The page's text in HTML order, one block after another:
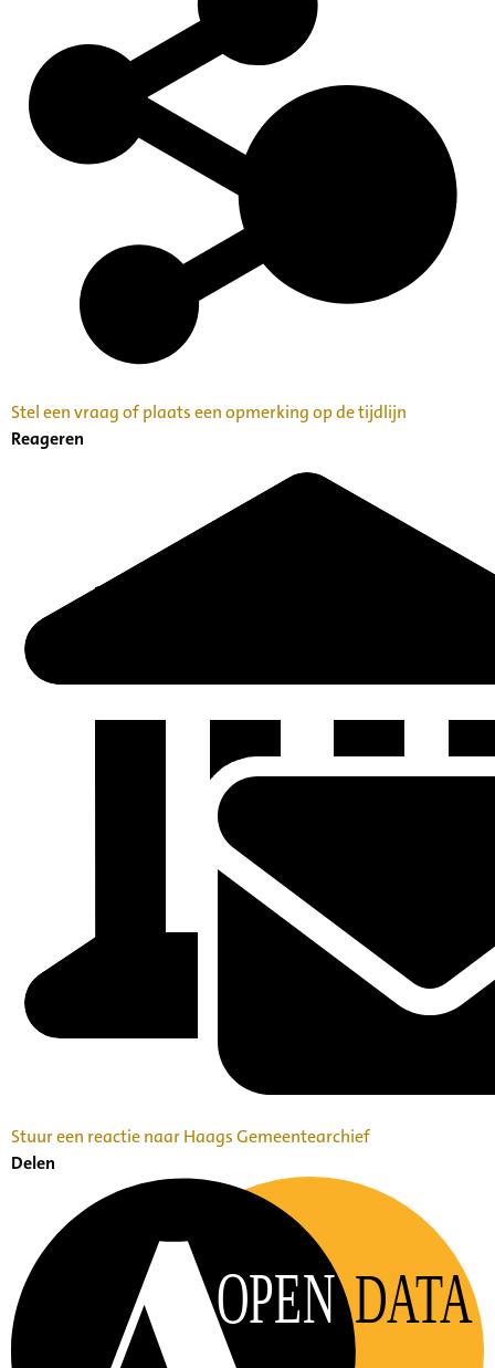
Stel een vraag of plaats een opmerking op de tijdlijn
Reageren
Stuur een reactie naar Haags Gemeentearchief
Delen
OPEN DATA